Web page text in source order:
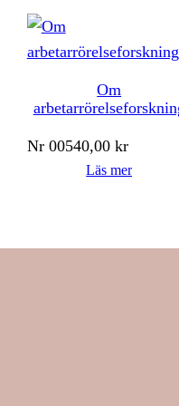
Om
Nr 00540,00 kr
Läs mer